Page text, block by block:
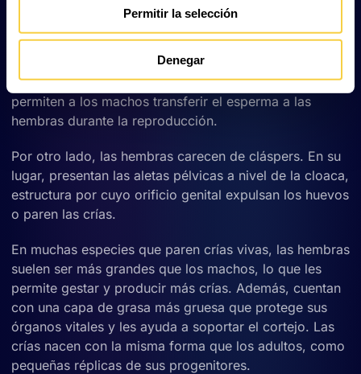
Permitir la selección
Denegar
son una extensión de las aletas pélvicas y se
encuentran entre medias de estas, en la parte
inferior del cuerpo del tiburón. Estas estructuras
permiten a los machos transferir el esperma a las
hembras durante la reproducción.
Por otro lado, las hembras carecen de cláspers. En su
lugar, presentan las aletas pélvicas a nivel de la cloaca,
estructura por cuyo orificio genital expulsan los huevos
o paren las crías.
En muchas especies que paren crías vivas, las hembras
suelen ser más grandes que los machos, lo que les
permite gestar y producir más crías. Además, cuentan
con una capa de grasa más gruesa que protege sus
órganos vitales y les ayuda a soportar el cortejo. Las
crías nacen con la misma forma que los adultos, como
pequeñas réplicas de sus progenitores.